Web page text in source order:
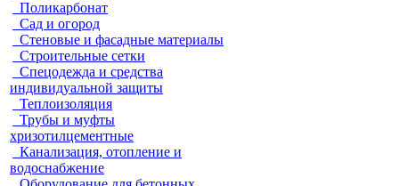
Поликарбонат
Сад и огород
Стеновые и фасадные материалы
Строительные сетки
Спецодежда и средства
индивидуальной защиты
Теплоизоляция
Трубы и муфты
хризотилцементные
Канализация, отопление и
водоснабжение